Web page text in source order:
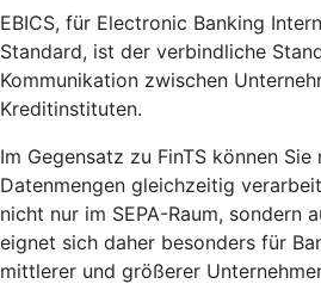
EBICS, für Electronic Banking
Standard, ist der verbindliche
Kommunikation zwischen
Kreditinstituten.
Im Gegensatz zu FinTS können
Datenmengen gleichzeitig
nicht nur im SEPA-Raum, sondern
eignet sich daher besonders für
mittlerer und größerer